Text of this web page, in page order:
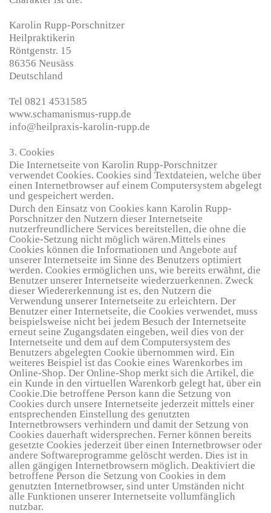
Karolin Rupp-Porschnitzer
Heilpraktikerin
Röntgenstr. 15
86356 Neusäss
Deutschland
Tel 0821 4531585
www.schamanismus-rupp.de
info@heilpraxis-karolin-rupp.de
3. Cookies
Die Internetseite von Karolin Rupp-Porschnitzer
verwendet Cookies. Cookies sind Textdateien, welche über
einen Internetbrowser auf einem Computersystem abgelegt
und gespeichert werden.
Durch den Einsatz von Cookies kann Karolin Rupp-
Porschnitzer den Nutzern dieser Internetseite
nutzerfreundlichere Services bereitstellen, die ohne die
Cookie-Setzung nicht möglich wären.Mittels eines
Cookies können die Informationen und Angebote auf
unserer Internetseite im Sinne des Benutzers optimiert
werden. Cookies ermöglichen uns, wie bereits erwähnt, die
Benutzer unserer Internetseite wiederzuerkennen. Zweck
dieser Wiedererkennung ist es, den Nutzern die
Verwendung unserer Internetseite zu erleichtern. Der
Benutzer einer Internetseite, die Cookies verwendet, muss
beispielsweise nicht bei jedem Besuch der Internetseite
erneut seine Zugangsdaten eingeben, weil dies von der
Internetseite und dem auf dem Computersystem des
Benutzers abgelegten Cookie übernommen wird. Ein
weiteres Beispiel ist das Cookie eines Warenkorbes im
Online-Shop. Der Online-Shop merkt sich die Artikel, die
ein Kunde in den virtuellen Warenkorb gelegt hat, über ein
Cookie.Die betroffene Person kann die Setzung von
Cookies durch unsere Internetseite jederzeit mittels einer
entsprechenden Einstellung des genutzten
Internetbrowsers verhindern und damit der Setzung von
Cookies dauerhaft widersprechen. Ferner können bereits
gesetzte Cookies jederzeit über einen Internetbrowser oder
andere Softwareprogramme gelöscht werden. Dies ist in
allen gängigen Internetbrowsern möglich. Deaktiviert die
betroffene Person die Setzung von Cookies in dem
genutzten Internetbrowser, sind unter Umständen nicht
alle Funktionen unserer Internetseite vollumfänglich
nutzbar.